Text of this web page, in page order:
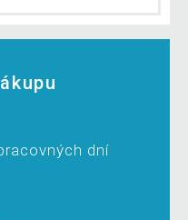
dní